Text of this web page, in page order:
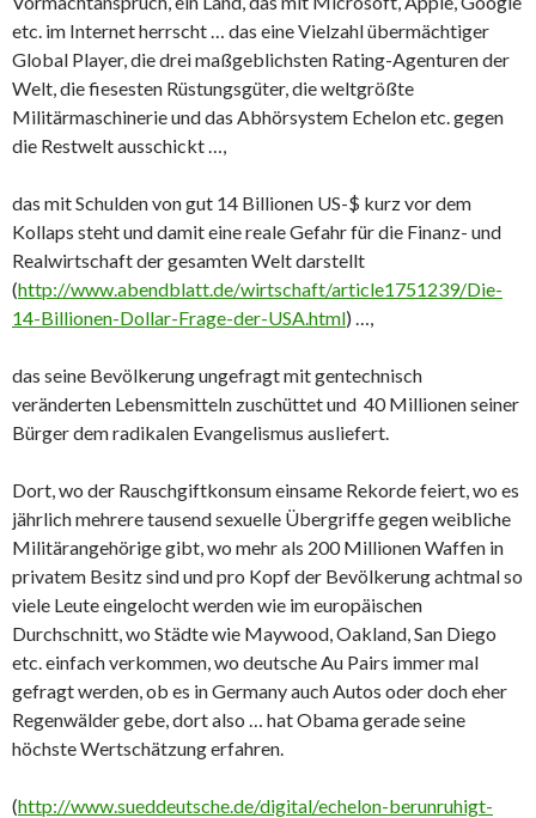
etc. im Internet herrscht … das eine Vielzahl übermächtiger
Global Player, die drei maßgeblichsten Rating-Agenturen der
Welt, die fiesesten Rüstungsgüter, die weltgrößte
Militärmaschinerie und das Abhörsystem Echelon etc. gegen
die Restwelt ausschickt …,
das mit Schulden von gut 14 Billionen US-$ kurz vor dem
Kollaps steht und damit eine reale Gefahr für die Finanz- und
Realwirtschaft der gesamten Welt darstellt
(http://www.abendblatt.de/wirtschaft/article1751239/Die-
14-Billionen-Dollar-Frage-der-USA.html) …,
das seine Bevölkerung ungefragt mit gentechnisch
veränderten Lebensmitteln zuschüttet und 40 Millionen seiner
Bürger dem radikalen Evangelismus ausliefert.
Dort, wo der Rauschgiftkonsum einsame Rekorde feiert, wo es
jährlich mehrere tausend sexuelle Übergriffe gegen weibliche
Militärangehörige gibt, wo mehr als 200 Millionen Waffen in
privatem Besitz sind und pro Kopf der Bevölkerung achtmal so
viele Leute eingelocht werden wie im europäischen
Durchschnitt, wo Städte wie Maywood, Oakland, San Diego
etc. einfach verkommen, wo deutsche Au Pairs immer mal
gefragt werden, ob es in Germany auch Autos oder doch eher
Regenwälder gebe, dort also … hat Obama gerade seine
höchste Wertschätzung erfahren.
(http://www.sueddeutsche.de/digital/echelon-berunruhigt-